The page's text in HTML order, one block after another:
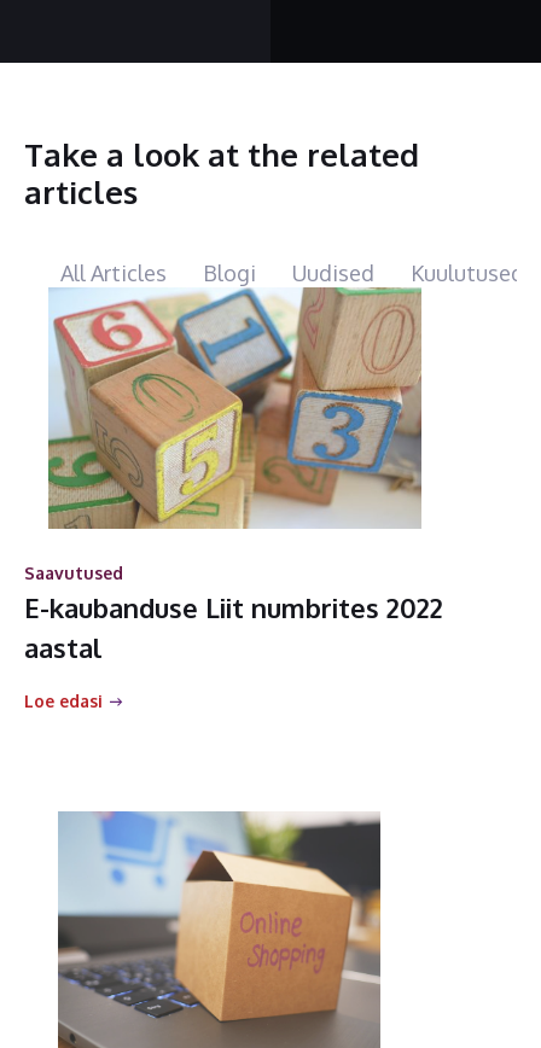
Take a look at the related
articles
All Articles Blogi Uudised Kuulutused
Saavutused
E-kaubanduse Liit numbrites 2022
aastal
Loe edasi